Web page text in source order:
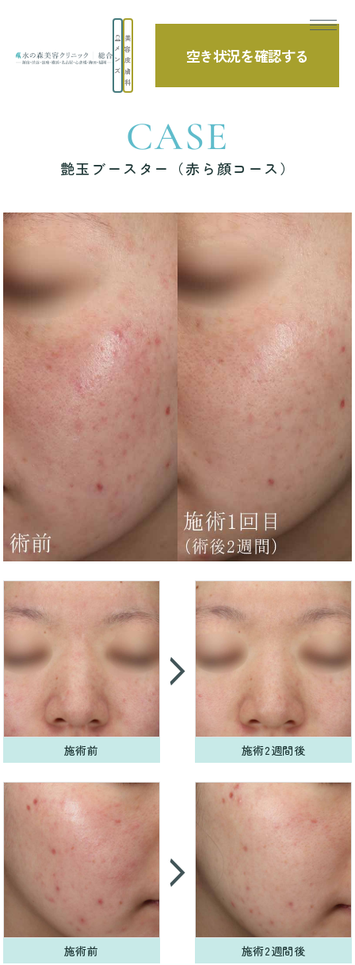
メ
ン
ズ
美
容
皮
膚
科
空き状況を確認する
TOP 症例写真 艶玉ブースター（赤ら顔コース）
CASE
艶玉ブースター（赤ら顔コース）
施術前 施術2週間後
施術前 施術2週間後